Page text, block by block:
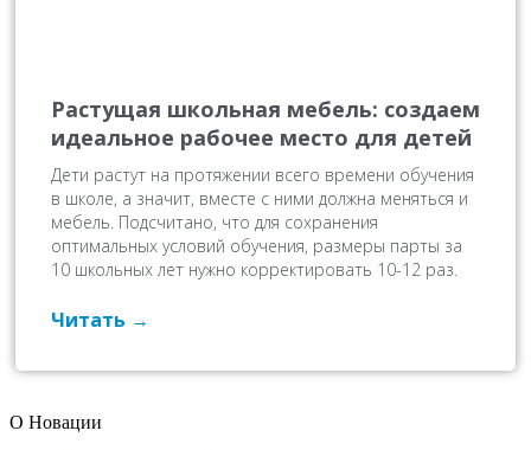
Растущая школьная мебель: создаем
идеальное рабочее место для детей
Дети растут на протяжении всего времени обучения
в школе, а значит, вместе с ними должна меняться и
мебель. Подсчитано, что для сохранения
оптимальных условий обучения, размеры парты за
10 школьных лет нужно корректировать 10-12 раз.
Читать
О Новации